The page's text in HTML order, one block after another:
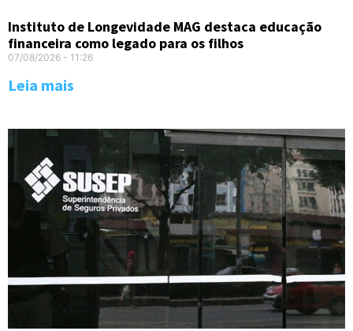
Instituto de Longevidade MAG destaca educação
financeira como legado para os filhos
07/08/2026 11:26
Leia mais